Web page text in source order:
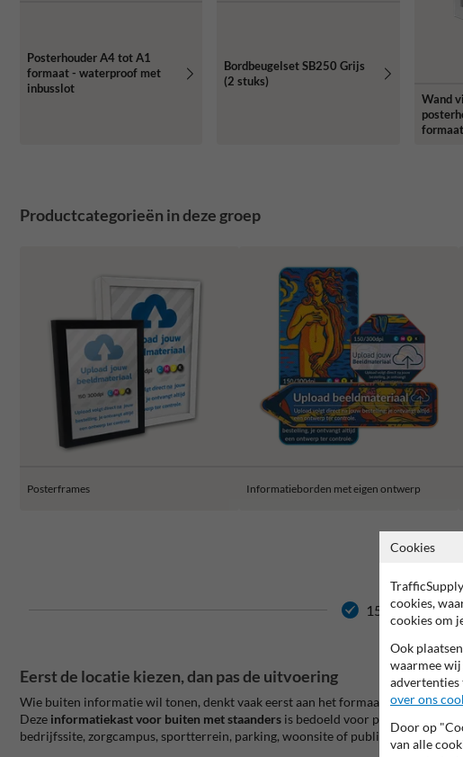
Posterhouder A4 tot A1
formaat - waterproof met
inbusslot
Bordbeugelset SB250 Grijs
(2 stuks)
Wand
Productcategorieën in deze groep
Posterframes Informatieborden met eigen ontwerp
15 jaar
Eerst de locatie kiezen, dan pas de uitvoering
Wie buiten informatie wil tonen, denkt vaak eerst aan het formaat. In de
Deze informatiekast voor buiten met staanders is bedoeld voor plekken waar
bedrijfssite, zorgcampus, sportterrein, parking, woonsite of publiek domein
Cookies
cookies,
cookies om
Ook
waarmee
advertenties
over ons
Door op
van alle